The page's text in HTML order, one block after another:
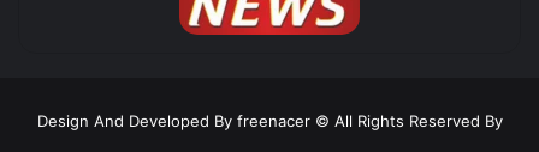
Design And Developed By freenacer © All Rights Reserved By